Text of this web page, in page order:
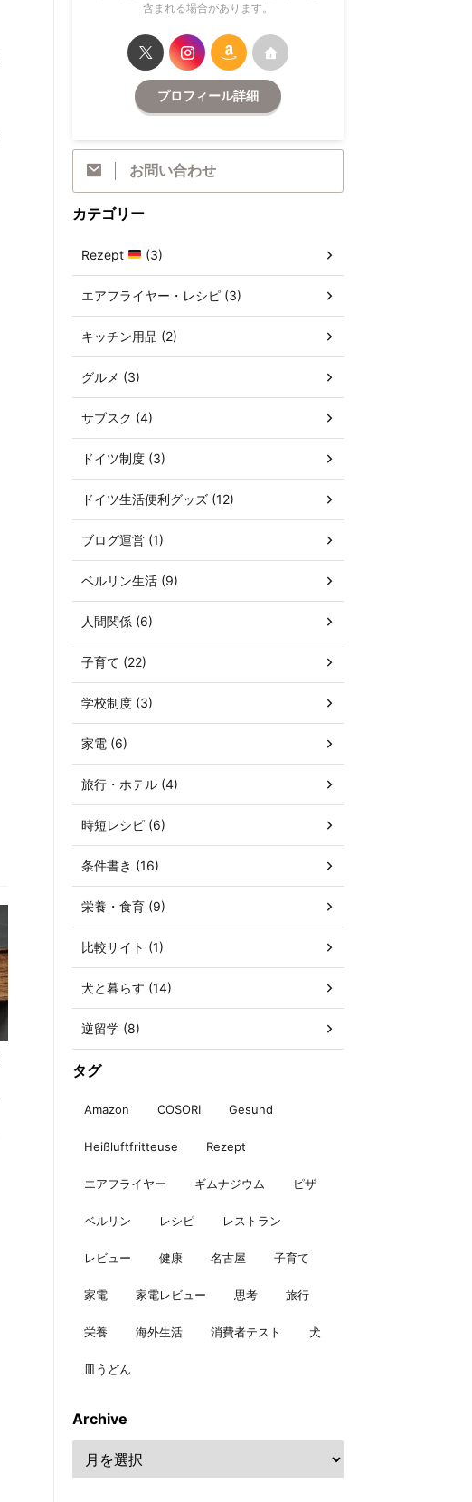
含まれる場合があります。
プロフィール詳細
お問い合わせ
カテゴリー
Rezept (3)
エアフライヤー・レシピ (3)
キッチン用品 (2)
グルメ (3)
サブスク (4)
ドイツ制度 (3)
ドイツ生活便利グッズ (12)
ブログ運営 (1)
ベルリン生活 (9)
人間関係 (6)
子育て (22)
学校制度 (3)
家電 (6)
旅行・ホテル (4)
時短レシピ (6)
条件書き (16)
栄養・食育 (9)
比較サイト (1)
犬と暮らす (14)
逆留学 (8)
タグ
Amazon COSORI Gesund
Heißluftfritteuse Rezept
エアフライヤー ギムナジウム ピザ
ベルリン レシピ レストラン
レビュー 健康 名古屋 子育て
家電 家電レビュー 思考 旅行
栄養 海外生活 消費者テスト 犬
皿うどん
Archive